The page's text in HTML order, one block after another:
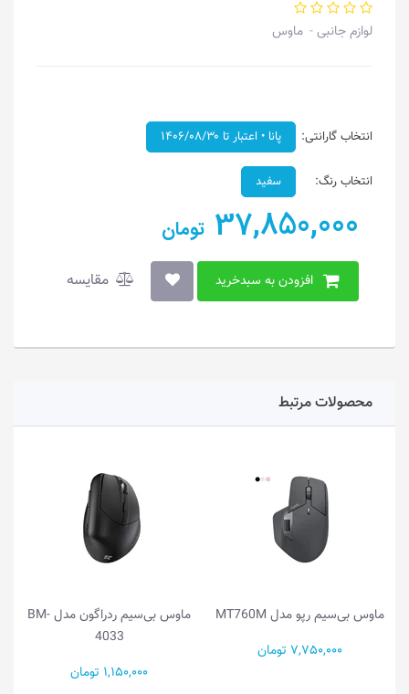
لوازم جانبی ماوس
انتخاب گارانتی: پانا • اعتبار تا ۱۴۰۶/۰۸/۳۰
انتخاب رنگ: سفید
37,850,000 تومان
افزودن به سبدخرید مقایسه
محصولات مرتبط
ماوس بی‌سیم رپو مدل MT760M
7,750,000 تومان
ماوس بی‌سیم ردراگون مدل BM-
4033
1,150,000 تومان